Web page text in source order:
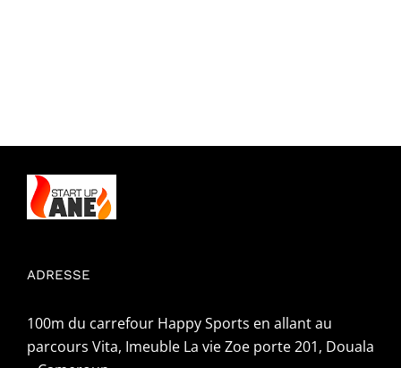
ADRESSE
100m du carrefour Happy Sports en allant au
parcours Vita, Imeuble La vie Zoe porte 201, Douala